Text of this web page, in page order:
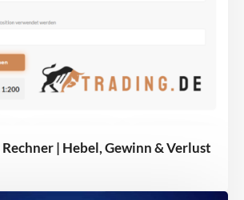
| Hebel, Gewinn & Verlust